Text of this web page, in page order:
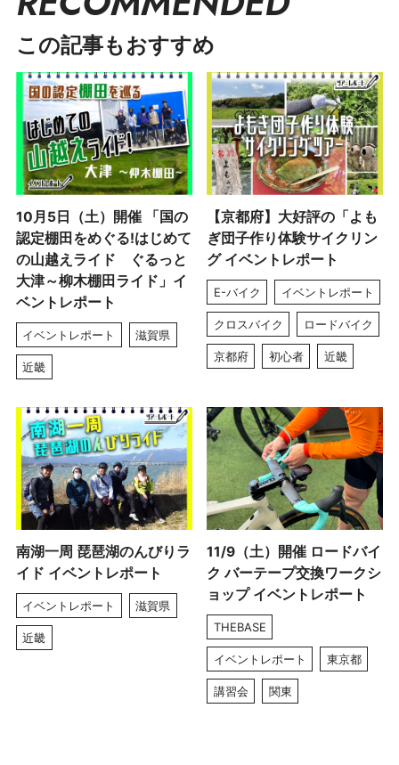
この記事もおすすめ
10月5日（土）開催 「国の
認定棚田をめぐる!はじめて
の山越えライド ぐるっと
大津～柳木棚田ライド」イ
ベントレポート
イベントレポート 滋賀県
近畿
【京都府】大好評の「よも
ぎ団子作り体験サイクリン
グ イベントレポート
E-バイク イベントレポート
クロスバイク ロードバイク
京都府 初心者 近畿
南湖一周 琵琶湖のんびりラ
イド イベントレポート
イベントレポート 滋賀県
近畿
11/9（土）開催 ロードバイ
ク バーテープ交換ワークシ
ョップ イベントレポート
THEBASE
イベントレポート 東京都
講習会 関東